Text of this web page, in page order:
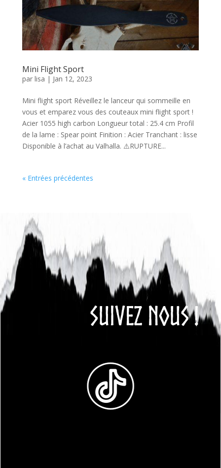
Mini Flight Sport
par lisa | Jan 12, 2023
Mini flight sport Réveillez le lanceur qui sommeille en
vous et emparez vous des couteaux mini flight sport !
Acier 1055 high carbon Longueur total : 25.4 cm Profil
de la lame : Spear point Finition : Acier Tranchant : lisse
Disponible à l’achat au Valhalla. ⚠️RUPTURE...
« Entrées précédentes
SUIVEZ NOUS !